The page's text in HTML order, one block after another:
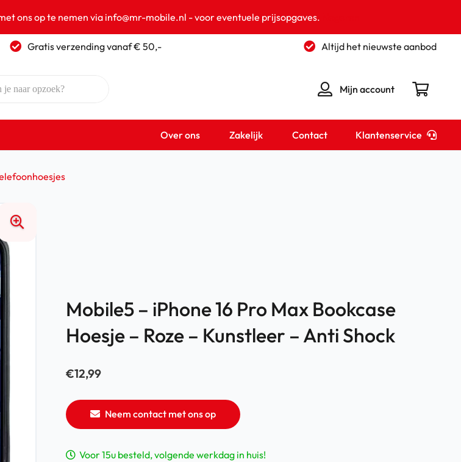
ons op te nemen via info@mr-mobile.nl - voor eventuele prijsopgaves.
Gratis verzending vanaf € 50,- Altijd het nieuwste aanbod
Mijn account
Over ons Zakelijk Contact Klantenservice
Mobile5 – iPhone 16 Pro Max Bookcase
Hoesje – Roze – Kunstleer – Anti Shock
€12,99
Neem contact met ons op
Voor 15u besteld, volgende werkdag in huis!